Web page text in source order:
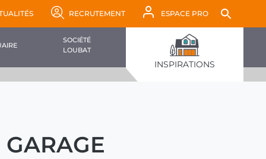
RECRUTEMENT ESPACE PRO
SOCIÉTÉ
LOUBAT
INSPIRATIONS